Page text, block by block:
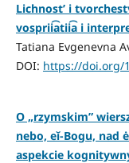
Lichnostʹ i
vosprii͡atii͡a i
Tatiana Evgenevna
DOI: https://doi.org/
O „rzymskim”
nebo, eĭ-Bogu, nad
aspekcie